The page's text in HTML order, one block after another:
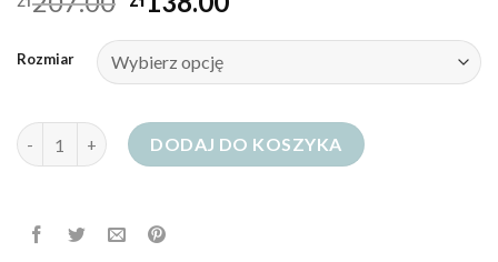
Rozmiar
ilość jeansy z rozcięciamiDODAJ DO KOSZYKA